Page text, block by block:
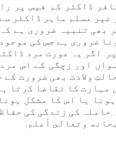
ڈاکٹر کم فیس پر
غیر مسلم ماہر ڈاکٹر
بھی تنبیہ ضروری ہے
ضروری ہے جس کی
اگر یہ عورت مرد
اور زچگی کے اس
ولادت بھی ضرورت
مہارت کا تقاضا کرتا
یا اس کا مشکل
حاملہ کی زندگی کی
وتعالى أعلم.